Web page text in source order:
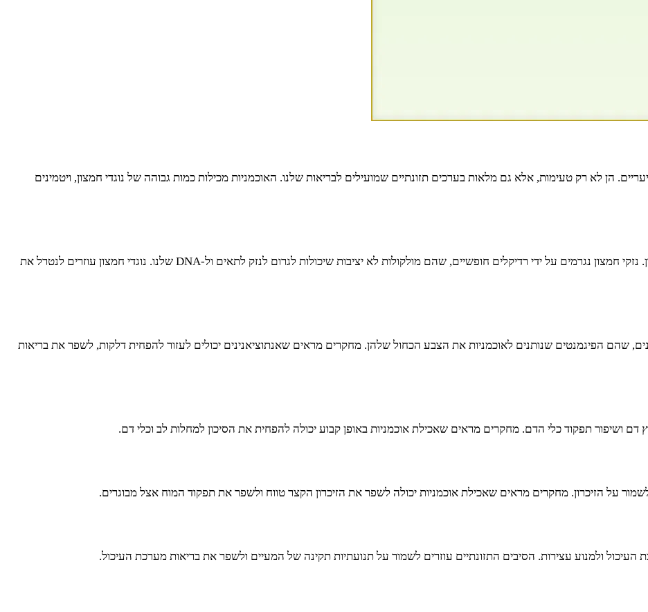
הן לא רק טעימות, אלא גם מלאות בערכים תזונתיים שמועילים לבריאות שלנו. האוכמניות מכילות כמות גבוהה של נוגדי חמצון, ויטמינים
נוגדי חמצון הם חומרים שמגנים על התאים שלנו מפני נזקי חמצון. נזקי חמצון נגרמים על ידי רדיקלים חופשיים, שהם מולקולות לא יציבות שיכולות לגרום לנזק לתאים ול-DNA שלנו. נוגדי חמצון עוזרים לנטרל את
שהם הפיגמנטים שנותנים לאוכמניות את הצבע הכחול שלהן. מחקרים מראים שאנתוציאנינים יכולים לעזור להפחית דלקות, לשפר את בריאות
דם ושיפור תפקוד כלי הדם. מחקרים מראים שאכילת אוכמניות באופן קבוע יכולה להפחית את הסיכון למחלות לב וכלי דם.
על הזיכרון. מחקרים מראים שאכילת אוכמניות יכולה לשפר את הזיכרון הקצר טווח ולשפר את תפקוד המוח אצל מבוגרים.
העיכול ולמנוע עצירות. הסיבים התזונתיים עוזרים לשמור על תנועתיות תקינה של המעיים ולשפר את בריאות מערכת העיכול.